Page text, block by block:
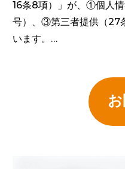
16条8項）」が、①個人
号）、③第三者提供（27
います。…